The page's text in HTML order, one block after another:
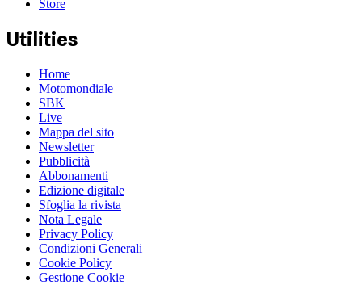
Store
Utilities
Home
Motomondiale
SBK
Live
Mappa del sito
Newsletter
Pubblicità
Abbonamenti
Edizione digitale
Sfoglia la rivista
Nota Legale
Privacy Policy
Condizioni Generali
Cookie Policy
Gestione Cookie